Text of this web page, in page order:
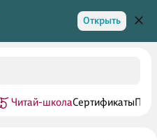
Открыть
Читай-школаСертификаты